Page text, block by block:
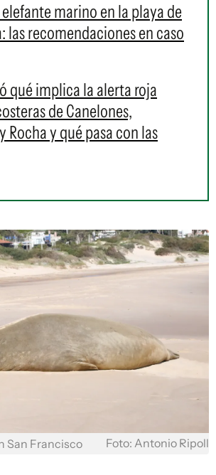
marino en la playa de
las recomendaciones en caso
qué implica la alerta roja
de Canelones,
Rocha y qué pasa con las
San Francisco Foto: Antonio Ripoll